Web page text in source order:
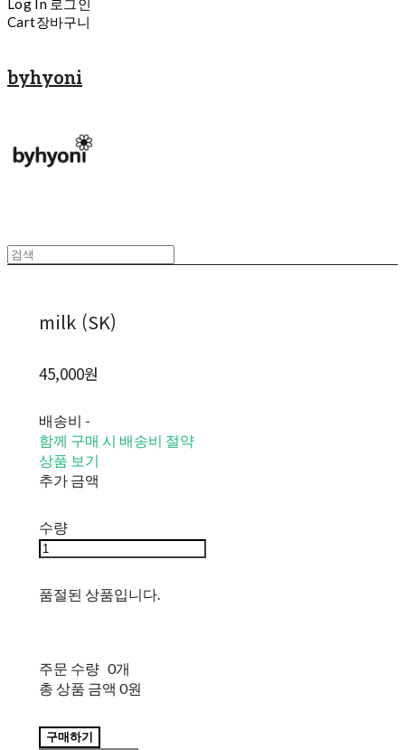
Log In 로그인
Cart장바구니
byhyoni
milk (SK)
45,000원
배송비 -
함께 구매 시 배송비 절약
상품 보기
추가 금액
수량
품절된 상품입니다.
주문 수량 0개
총 상품 금액 0원
구매하기